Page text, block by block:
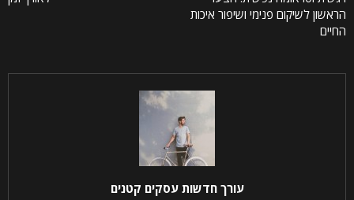
הראשון לשיקום פנימי ושיפור איכות
החיים
עורך חדשות עסקים קטנים